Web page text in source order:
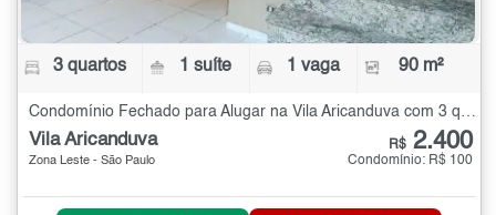
3 quartos 1 suíte 1 vaga 90 m²
Condomínio Fechado para Alugar na Vila Aricanduva com 3 quartos - 90 m²
Vila Aricanduva
Zona Leste - São Paulo
R$ 2.400
Condomínio: R$ 100